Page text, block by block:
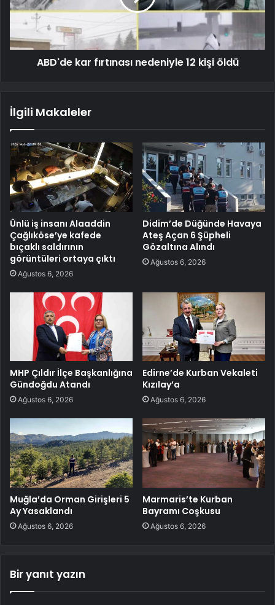
ABD'de kar fırtınası nedeniyle 12 kişi öldü
İlgili Makaleler
Ünlü iş insanı Alaaddin
Çağlıköse’ye kafede
bıçaklı saldırının
görüntüleri ortaya çıktı
Ağustos 6, 2026
Didim’de Düğünde Havaya
Ateş Açan 6 Şüpheli
Gözaltına Alındı
Ağustos 6, 2026
MHP Çıldır İlçe Başkanlığına
Gündoğdu Atandı
Ağustos 6, 2026
Edirne’de Kurban Vekaleti
Kızılay’a
Ağustos 6, 2026
Muğla’da Orman Girişleri 5
Ay Yasaklandı
Ağustos 6, 2026
Marmaris’te Kurban
Bayramı Coşkusu
Ağustos 6, 2026
Bir yanıt yazın